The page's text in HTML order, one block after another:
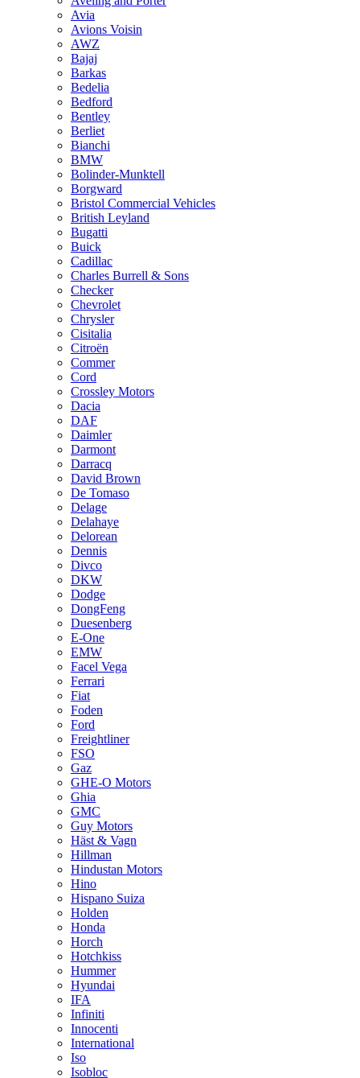
Avia
Avions Voisin
AWZ
Bajaj
Barkas
Bedelia
Bedford
Bentley
Berliet
Bianchi
BMW
Bolinder-Munktell
Borgward
Bristol Commercial Vehicles
British Leyland
Bugatti
Buick
Cadillac
Charles Burrell & Sons
Checker
Chevrolet
Chrysler
Cisitalia
Citroën
Commer
Cord
Crossley Motors
Dacia
DAF
Daimler
Darmont
Darracq
David Brown
De Tomaso
Delage
Delahaye
Delorean
Dennis
Divco
DKW
Dodge
DongFeng
Duesenberg
E-One
EMW
Facel Vega
Ferrari
Fiat
Foden
Ford
Freightliner
FSO
Gaz
GHE-O Motors
Ghia
GMC
Guy Motors
Häst & Vagn
Hillman
Hindustan Motors
Hino
Hispano Suiza
Holden
Honda
Horch
Hotchkiss
Hummer
Hyundai
IFA
Infiniti
Innocenti
International
Iso
Isobloc